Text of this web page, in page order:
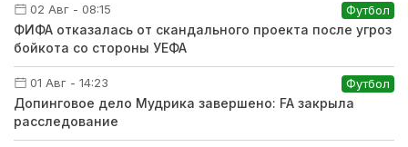
02 Авг - 08:15 Футбол
ФИФА отказалась от скандального проекта после угроз
бойкота со стороны УЕФА
01 Авг - 14:23 Футбол
Допинговое дело Мудрика завершено: FA закрыла
расследование